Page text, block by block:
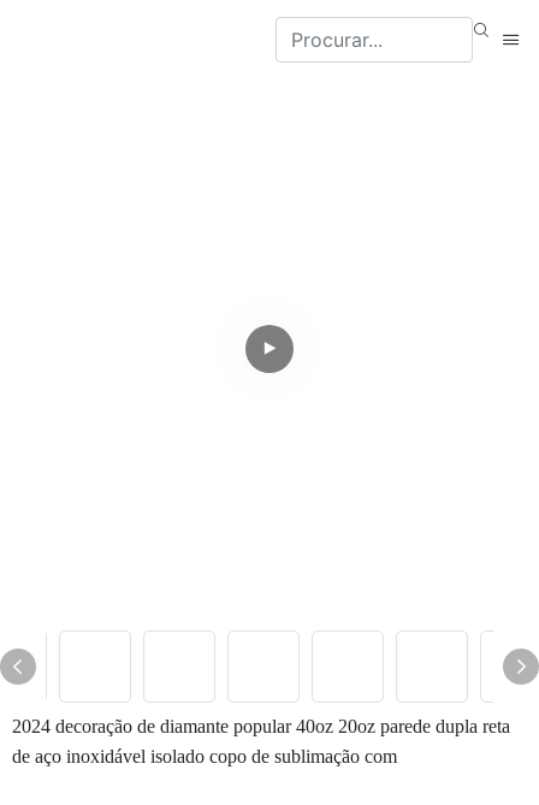
2024 decoração de diamante popular 40oz 20oz parede dupla reta
de aço inoxidável isolado copo de sublimação com